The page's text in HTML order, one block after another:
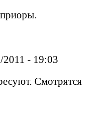
- 19:03
Смотрятся